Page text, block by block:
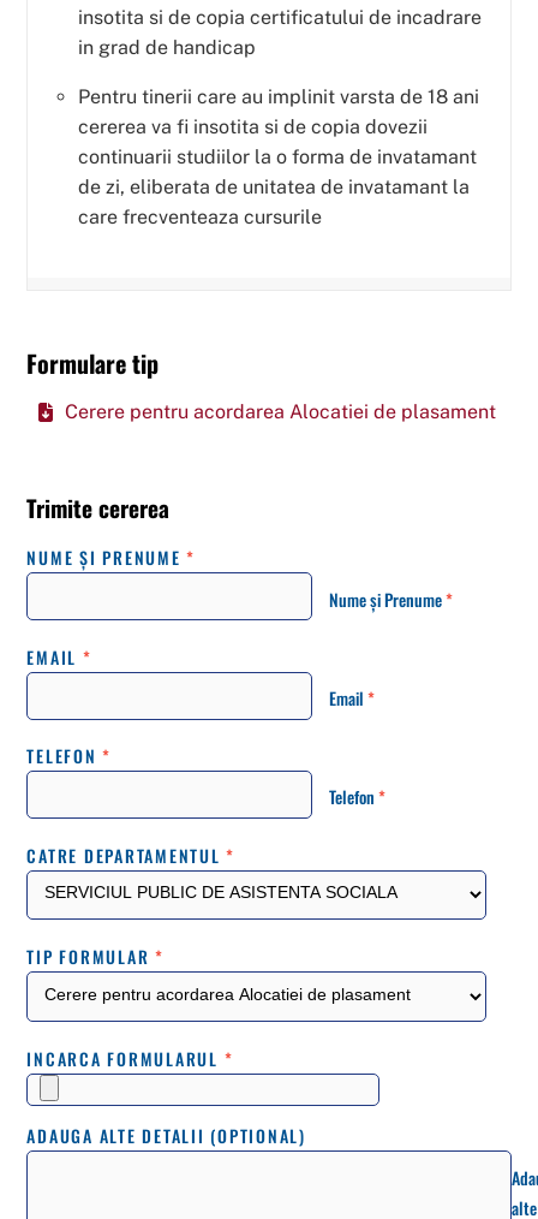
insotita si de copia certificatului de incadrare
in grad de handicap
Pentru tinerii care au implinit varsta de 18 ani
cererea va fi insotita si de copia dovezii
continuarii studiilor la o forma de invatamant
de zi, eliberata de unitatea de invatamant la
care frecventeaza cursurile
Formulare tip
Cerere pentru acordarea Alocatiei de plasament
Trimite cererea
NUME ȘI PRENUME*
Nume și Prenume*
EMAIL *
Email*
TELEFON*
Telefon*
CATRE DEPARTAMENTUL*
TIP FORMULAR*
INCARCA FORMULARUL *
ADAUGA ALTE DETALII (OPTIONAL)
alte